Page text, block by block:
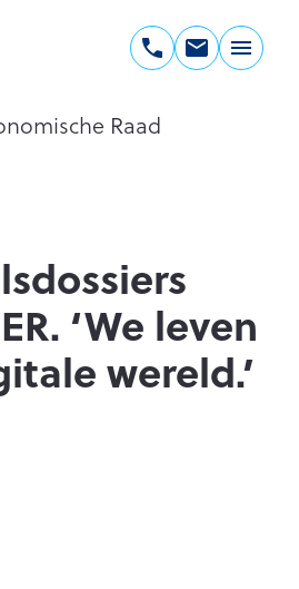
Raad
‘We leven
wereld.’